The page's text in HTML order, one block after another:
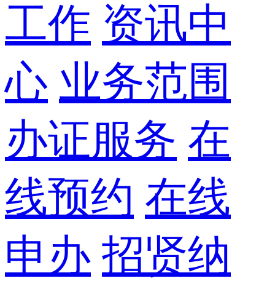
工作 资讯中
心 业务范围
办证服务 在
线预约 在线
申办 招贤纳